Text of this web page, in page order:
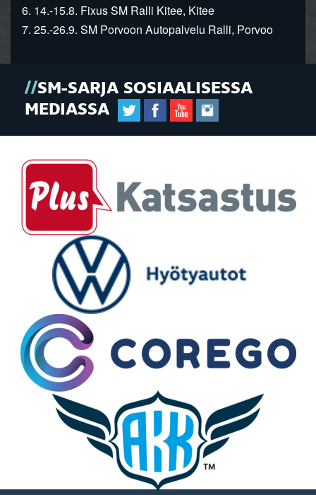
6. 14.-15.8. Fixus SM Ralli Kitee, Kitee
7. 25.-26.9. SM Porvoon Autopalvelu Ralli, Porvoo
SM-SARJA SOSIAALISESSA
MEDIASSA